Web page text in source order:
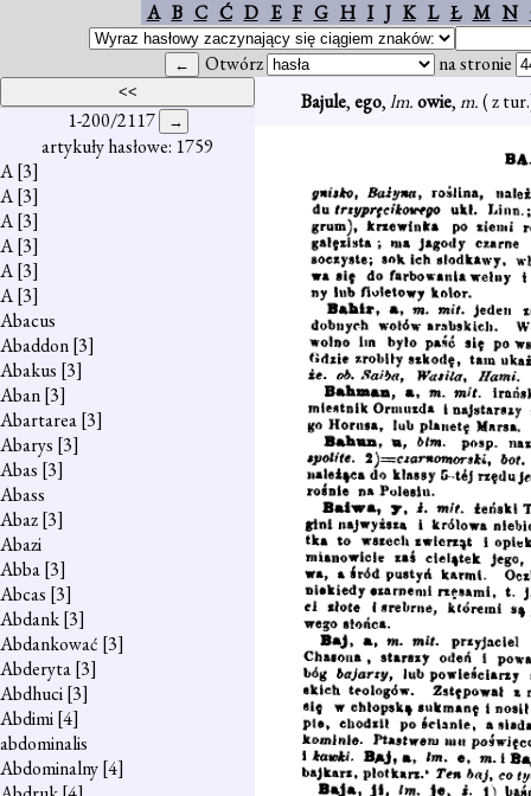
A B C Ć D E F G H I J K L Ł M N
Otwórz na stronie
1-200/2117
artykuły hasłowe: 1759
A[3]
A[3]
A[3]
A[3]
A[3]
A[3]
Abacus
Abaddon[3]
Abakus [3]
Aban[3]
Abartarea[3]
Abarys [3]
Abas [3]
Abass
Abaz[3]
Abazi
Abba[3]
Abcas [3]
Abdank[3]
Abdankować [3]
Abderyta[3]
Abdhuci[3]
Abdimi[4]
abdominalis
Abdominalny[4]
Bajule,ego,lm.owie,m.( z